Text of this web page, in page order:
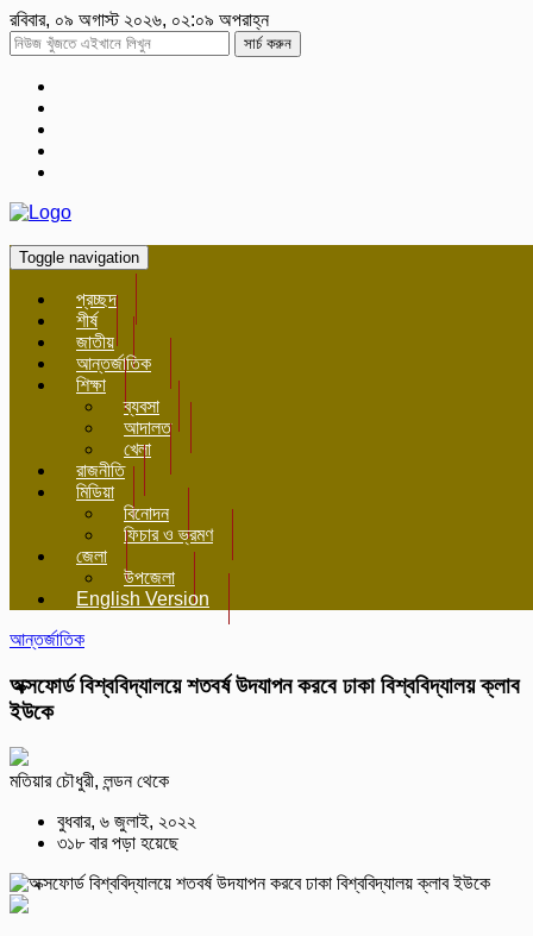
রবিবার, ০৯ অগাস্ট ২০২৬, ০২:০৯ অপরাহ্ন
সার্চ করুন
Toggle navigation
প্রচ্ছদ
শীর্ষ
জাতীয়
আন্তর্জাতিক
শিক্ষা
ব্যবসা
আদালত
খেলা
রাজনীতি
মিডিয়া
বিনোদন
ফিচার ও ভ্রমণ
জেলা
উপজেলা
English Version
আন্তর্জাতিক
অক্সফোর্ড বিশ্ববিদ্যালয়ে শতবর্ষ উদযাপন করবে ঢাকা বিশ্ববিদ্যালয় ক্লাব
ইউকে
মতিয়ার চৌধুরী, লন্ডন থেকে
বুধবার, ৬ জুলাই, ২০২২
৩১৮ বার পড়া হয়েছে